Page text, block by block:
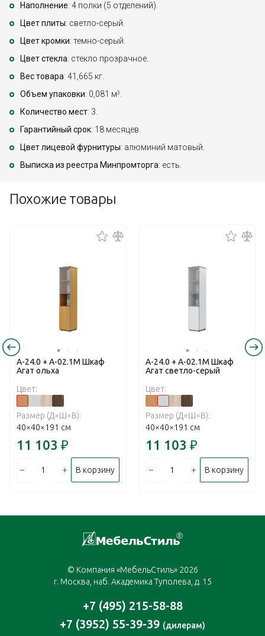
Наполнение: 4 полки (5 отделений).
Цвет плиты: светло-серый.
Цвет кромки: темно-серый.
Цвет стекла: стекло прозрачное.
Вес товара: 41,665 кг.
Объем упаковки: 0,081 м3 .
Количество мест: 3.
Гарантийный срок: 18 месяцев.
Цвет лицевой фурнитуры: алюминий матовый.
Выписка из реестра Минпромторга: есть.
Похожие товары
А-24.0 + А-02.1М Шкаф
Агат ольха
Цвет:
Размер (Д×Ш×В):
40×40×191 см
11 103 ₽
– + В корзину
А-24.0 + А-02.1М Шкаф
Агат светло-серый
Цвет:
Размер (Д×Ш×В):
40×40×191 см
11 103 ₽
– + В корзину
© Компания «МебельСтиль» 2026
г. Москва, наб. Академика Туполева, д. 15
+7 (495) 215-58-88
+7 (3952) 55-39-39 (дилерам)